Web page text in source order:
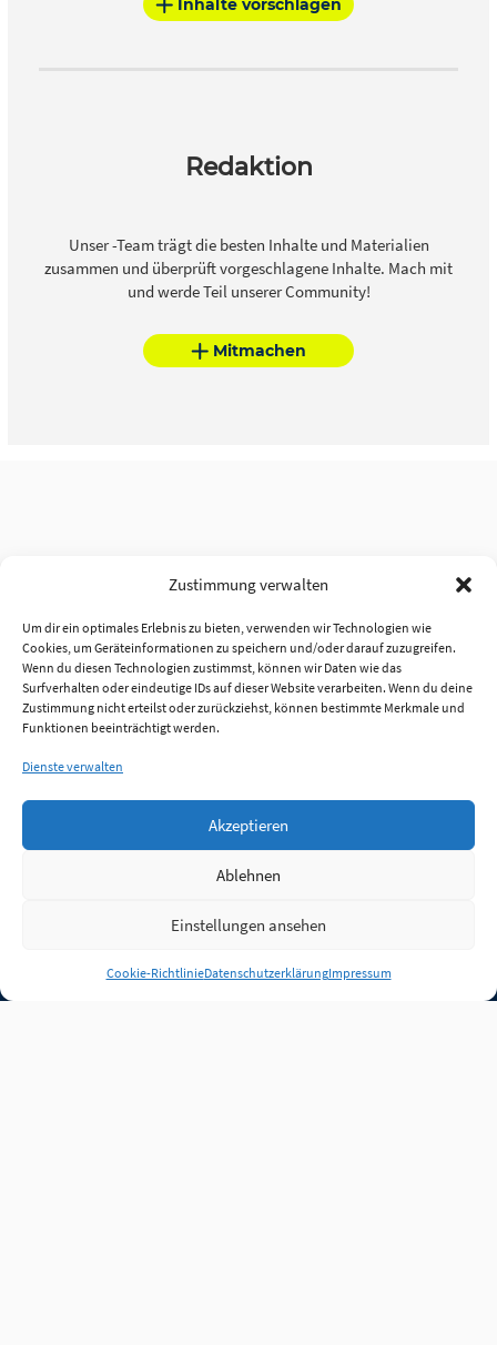
Zustimmung verwalten
Um dir ein optimales Erlebnis zu bieten, verwenden wir Technologien wie
Cookies, um Geräteinformationen zu speichern und/oder darauf zuzugreifen.
Wenn du diesen Technologien zustimmst, können wir Daten wie das
Surfverhalten oder eindeutige IDs auf dieser Website verarbeiten. Wenn du deine
Zustimmung nicht erteilst oder zurückziehst, können bestimmte Merkmale und
Funktionen beeinträchtigt werden.
Dienste verwalten
Akzeptieren
Ablehnen
Einstellungen ansehen
Cookie-RichtlinieDatenschutzerklärungImpressum
Inhalte vorschlagen
Redaktion
Unser -Team trägt die besten Inhalte und Materialien
zusammen und überprüft vorgeschlagene Inhalte. Mach mit
und werde Teil unserer Community!
Mitmachen
Anmelden
Jobs Partner FAQ Quellen